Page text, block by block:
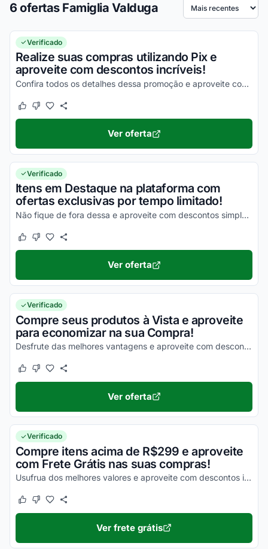
6 ofertas Famiglia Valduga Ordenar por
Verificado
Realize suas compras utilizando Pix e
aproveite com descontos incríveis!
Confira todos os detalhes dessa promoção e aproveite com as melhores vantagens possíveis!
Este cupom funcionou
Este cupom não funcionou
Ver oferta
Verificado
Itens em Destaque na plataforma com
ofertas exclusivas por tempo limitado!
Não fique de fora dessa e aproveite com descontos simplesmente incríveis!
Este cupom funcionou
Este cupom não funcionou
Ver oferta
Verificado
Compre seus produtos à Vista e aproveite
para economizar na sua Compra!
Desfrute das melhores vantagens e aproveite com descontos incríveis agora mesmo!
Este cupom funcionou
Este cupom não funcionou
Ver oferta
Verificado
Compre itens acima de R$299 e aproveite
com Frete Grátis nas suas compras!
Usufrua dos melhores valores e aproveite com descontos incríveis em todas as suas compras!
Este cupom funcionou
Este cupom não funcionou
Ver frete grátis